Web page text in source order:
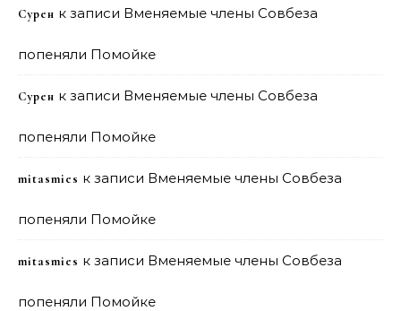
Сурен к записи Вменяемые члены Совбеза
попеняли Помойке
Сурен к записи Вменяемые члены Совбеза
попеняли Помойке
mitasmies к записи Вменяемые члены Совбеза
попеняли Помойке
mitasmies к записи Вменяемые члены Совбеза
попеняли Помойке